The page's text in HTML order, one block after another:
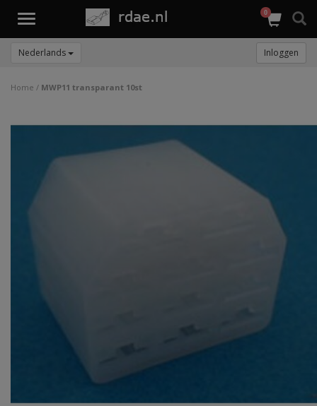
Toggle
0
Nederlands Inloggen
Home / MWP11 transparant 10st